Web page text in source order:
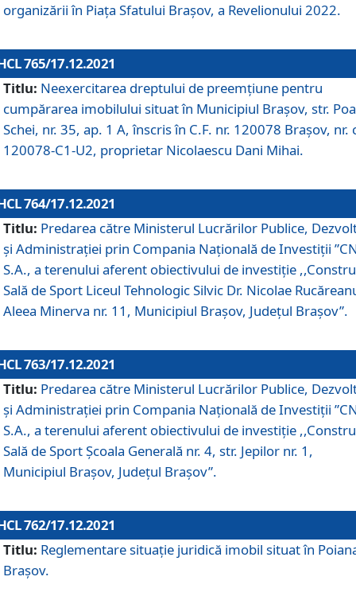
organizării în Piața Sfatului Brașov, a Revelionului 2022.
765/17.12.2021
Titlu: Neexercitarea dreptului de preemţiune pentru
cumpărarea imobilului situat în Municipiul Braşov, str.
Schei, nr. 35, ap. 1 A, înscris în C.F. nr. 120078 Brașov, nr.
120078-C1-U2, proprietar Nicolaescu Dani Mihai.
764/17.12.2021
Titlu: Predarea către Ministerul Lucrărilor Publice,
și Administrației prin Compania Naţională de Investiţii
S.A., a terenului aferent obiectivului de investiţie
Sală de Sport Liceul Tehnologic Silvic Dr. Nicolae
Aleea Minerva nr. 11, Municipiul Brașov, Județul Brașov”.
763/17.12.2021
Titlu: Predarea către Ministerul Lucrărilor Publice,
și Administrației prin Compania Naţională de Investiţii
S.A., a terenului aferent obiectivului de investiție
Sală de Sport Școala Generală nr. 4, str. Jepilor nr. 1,
Municipiul Brașov, Județul Brașov”.
762/17.12.2021
Titlu: Reglementare situație juridică imobil situat în
Brașov.